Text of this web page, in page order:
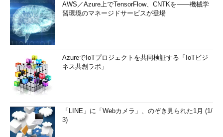
AWS／Azure上でTensorFlow、CNTKを――機械学
習環境のマネージドサービスが登場
AzureでIoTプロジェクトを共同検証する「IoTビジ
ネス共創ラボ」
「LINE」に「Webカメラ」、のぞき見られた1月 (1/
3)